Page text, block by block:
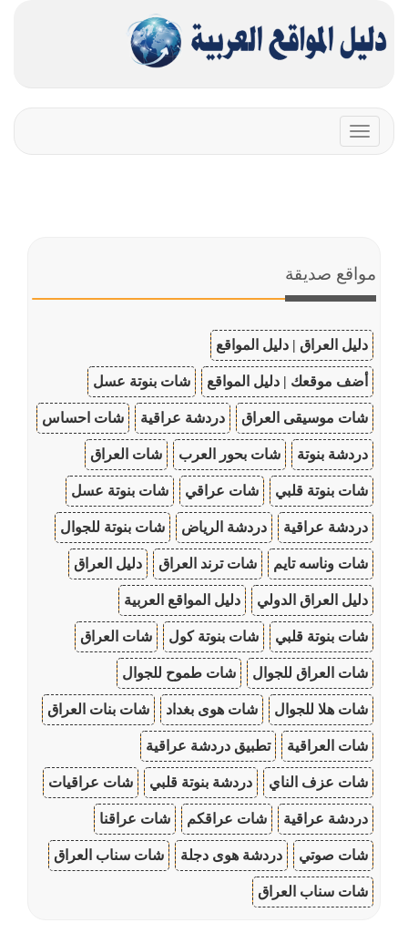
Toggle
navigation
مواقع صديقة
دليل العراق | دليل المواقع
أضف موقعك | دليل المواقع شات بنوتة عسل
شات موسيقى العراق دردشة عراقية شات احساس
دردشة بنوتة شات بحور العرب شات العراق
شات بنوتة قلبي شات عراقي شات بنوتة عسل
دردشة عراقية دردشة الرياض شات بنوتة للجوال
شات وناسه تايم شات ترند العراق دليل العراق
دليل العراق الدولي دليل المواقع العربية
شات بنوتة قلبي شات بنوتة كول شات العراق
شات العراق للجوال شات طموح للجوال
شات هلا للجوال شات هوى بغداد شات بنات العراق
شات العراقية تطبيق دردشة عراقية
شات عزف الناي دردشة بنوتة قلبي شات عراقيات
دردشة عراقية شات عراقكم شات عراقنا
شات صوتي دردشة هوى دجلة شات سناب العراق
شات سناب العراق